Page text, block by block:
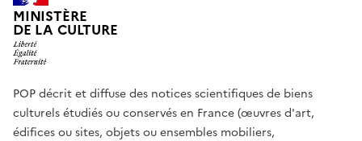
MINISTÈRE
DE LA CULTURE
POP décrit et diffuse des notices scientifiques de biens
culturels étudiés ou conservés en France (œuvres d'art,
édifices ou sites, objets ou ensembles mobiliers,